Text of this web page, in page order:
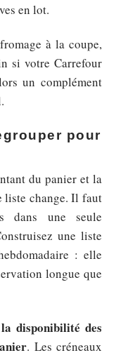
en lot.
à la coupe,
si votre Carrefour
un complément
pour
du panier et la
liste change. Il faut
dans une seule
une liste
: elle
longue que
disponibilité des
. Les créneaux